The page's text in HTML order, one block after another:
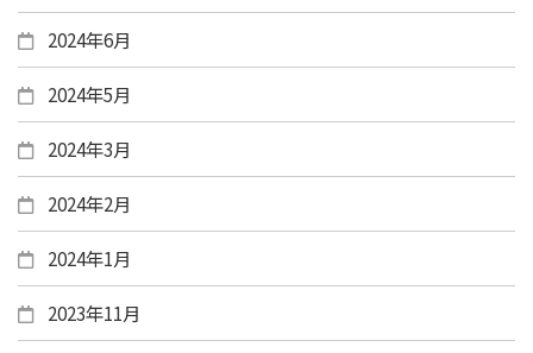
2024年6月
2024年5月
2024年3月
2024年2月
2024年1月
2023年11月